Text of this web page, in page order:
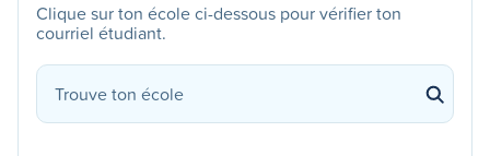
Clique sur ton école ci-dessous pour vérifier ton
courriel étudiant.